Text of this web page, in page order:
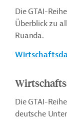
Die GTAI-
Überblick zu
Ruanda.
Die GTAI-
deutsche